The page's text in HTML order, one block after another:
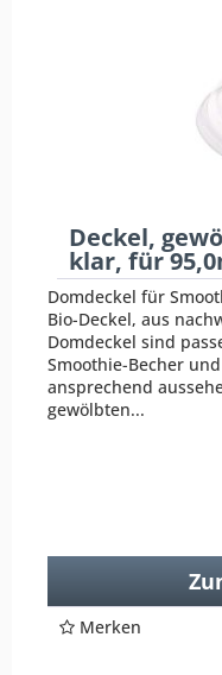
Deckel,
klar, für
Domdeckel für
Bio-Deckel, aus
Domdeckel sind
Smoothie-Becher
ansprechend
gewölbten...
Merken